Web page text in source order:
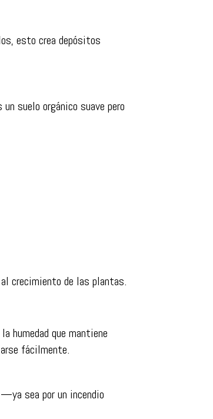
esto crea depósitos
suelo orgánico suave pero
crecimiento de las plantas.
humedad que mantiene
fácilmente.
sea por un incendio